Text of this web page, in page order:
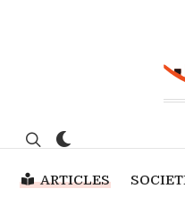
ARTICLES